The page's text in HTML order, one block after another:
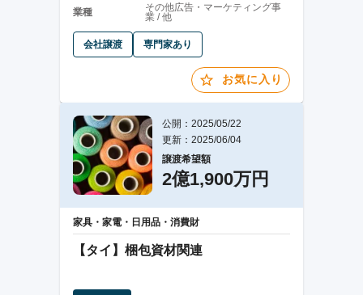
業種
その他広告・マーケティング事
業 / 他
会社譲渡 専門家あり
お気に入り
公開：2025/05/22
更新：2025/06/04
譲渡希望額
2億1,900万円
家具・家電・日用品・消費財
【タイ】梱包資材関連